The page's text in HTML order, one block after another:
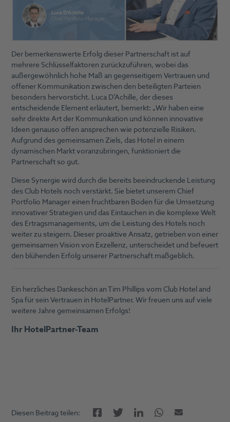
Der bemerkenswerte Erfolg dieser Partnerschaft ist auf
mehrere Schlüsselfaktoren zurückzuführen, wobei das
außergewöhnlich hohe Maß an gegenseitigem Vertrauen und
offener Kommunikation zwischen den beteiligten Parteien
besonders hervorsticht. Luca D’Achille, der dieses
entscheidende Element erläutert, bemerkt: „Wir haben eine
sehr direkte Art der Kommunikation und können innovative
Ideen genauso offen ansprechen wie potenzielle Risiken.
Aufgrund des gemeinsamen Ziels, das Hotel in einem
dynamischen Markt voranzubringen, funktioniert die
Partnerschaft so gut.
Diese Synergie wird durch die bereits beeindruckende Leistung
des Club Hotels noch verstärkt. Sie bietet unserem Chief
Portfolio Manager einen fruchtbaren Boden für die Umsetzung
innovativer Strategien und das Eintauchen in die komplexe Welt
des Ertragsmanagements, um die Leistung des Hotels noch
weiter zu steigern. Dieser proaktive Ansatz, getrieben von einer
gemeinsamen Vision von Exzellenz, unterscheidet und befeuert
den blühenden Erfolg unserer Partnerschaft maßgeblich.
Ein herzliches Dankeschön an Tim Phillips vom Club Hotel and
Spa für sein Vertrauen in HotelPartner. Wir freuen uns auf viele
weitere Jahre gemeinsamen Erfolgs!
Ihr HotelPartner-Team
Diesen Beitrag teilen: FacebookTwitterLinkedInTwitterE-Mail